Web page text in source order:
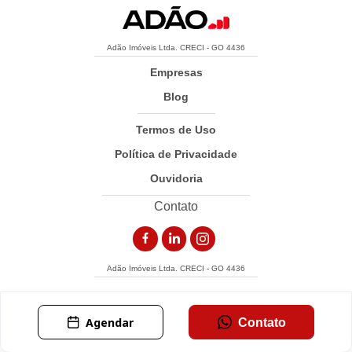
Agendar Contato
Adão Imóveis Ltda. CRECI - GO 4436
Empresas
Blog
Termos de Uso
Política de Privacidade
Ouvidoria
Contato
Adão Imóveis Ltda. CRECI - GO 4436